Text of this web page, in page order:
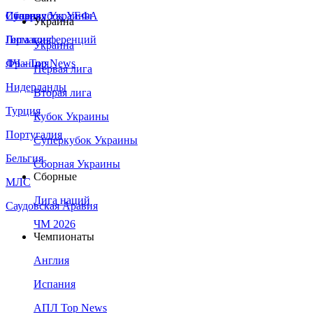
Сборная Украины
Италия
Германия
Франция
Нидерланды
Турция
Португалия
Бельгия
МЛС
Саудовская Аравия
Суперкубок УЕФА
Лига конференций
ЛЧ - Top News
Украина
Украина
Первая лига
Вторая лига
Кубок Украины
Суперкубок Украины
Сборная Украины
Сборные
Лига наций
ЧМ 2026
Чемпионаты
Англия
Испания
АПЛ Top News